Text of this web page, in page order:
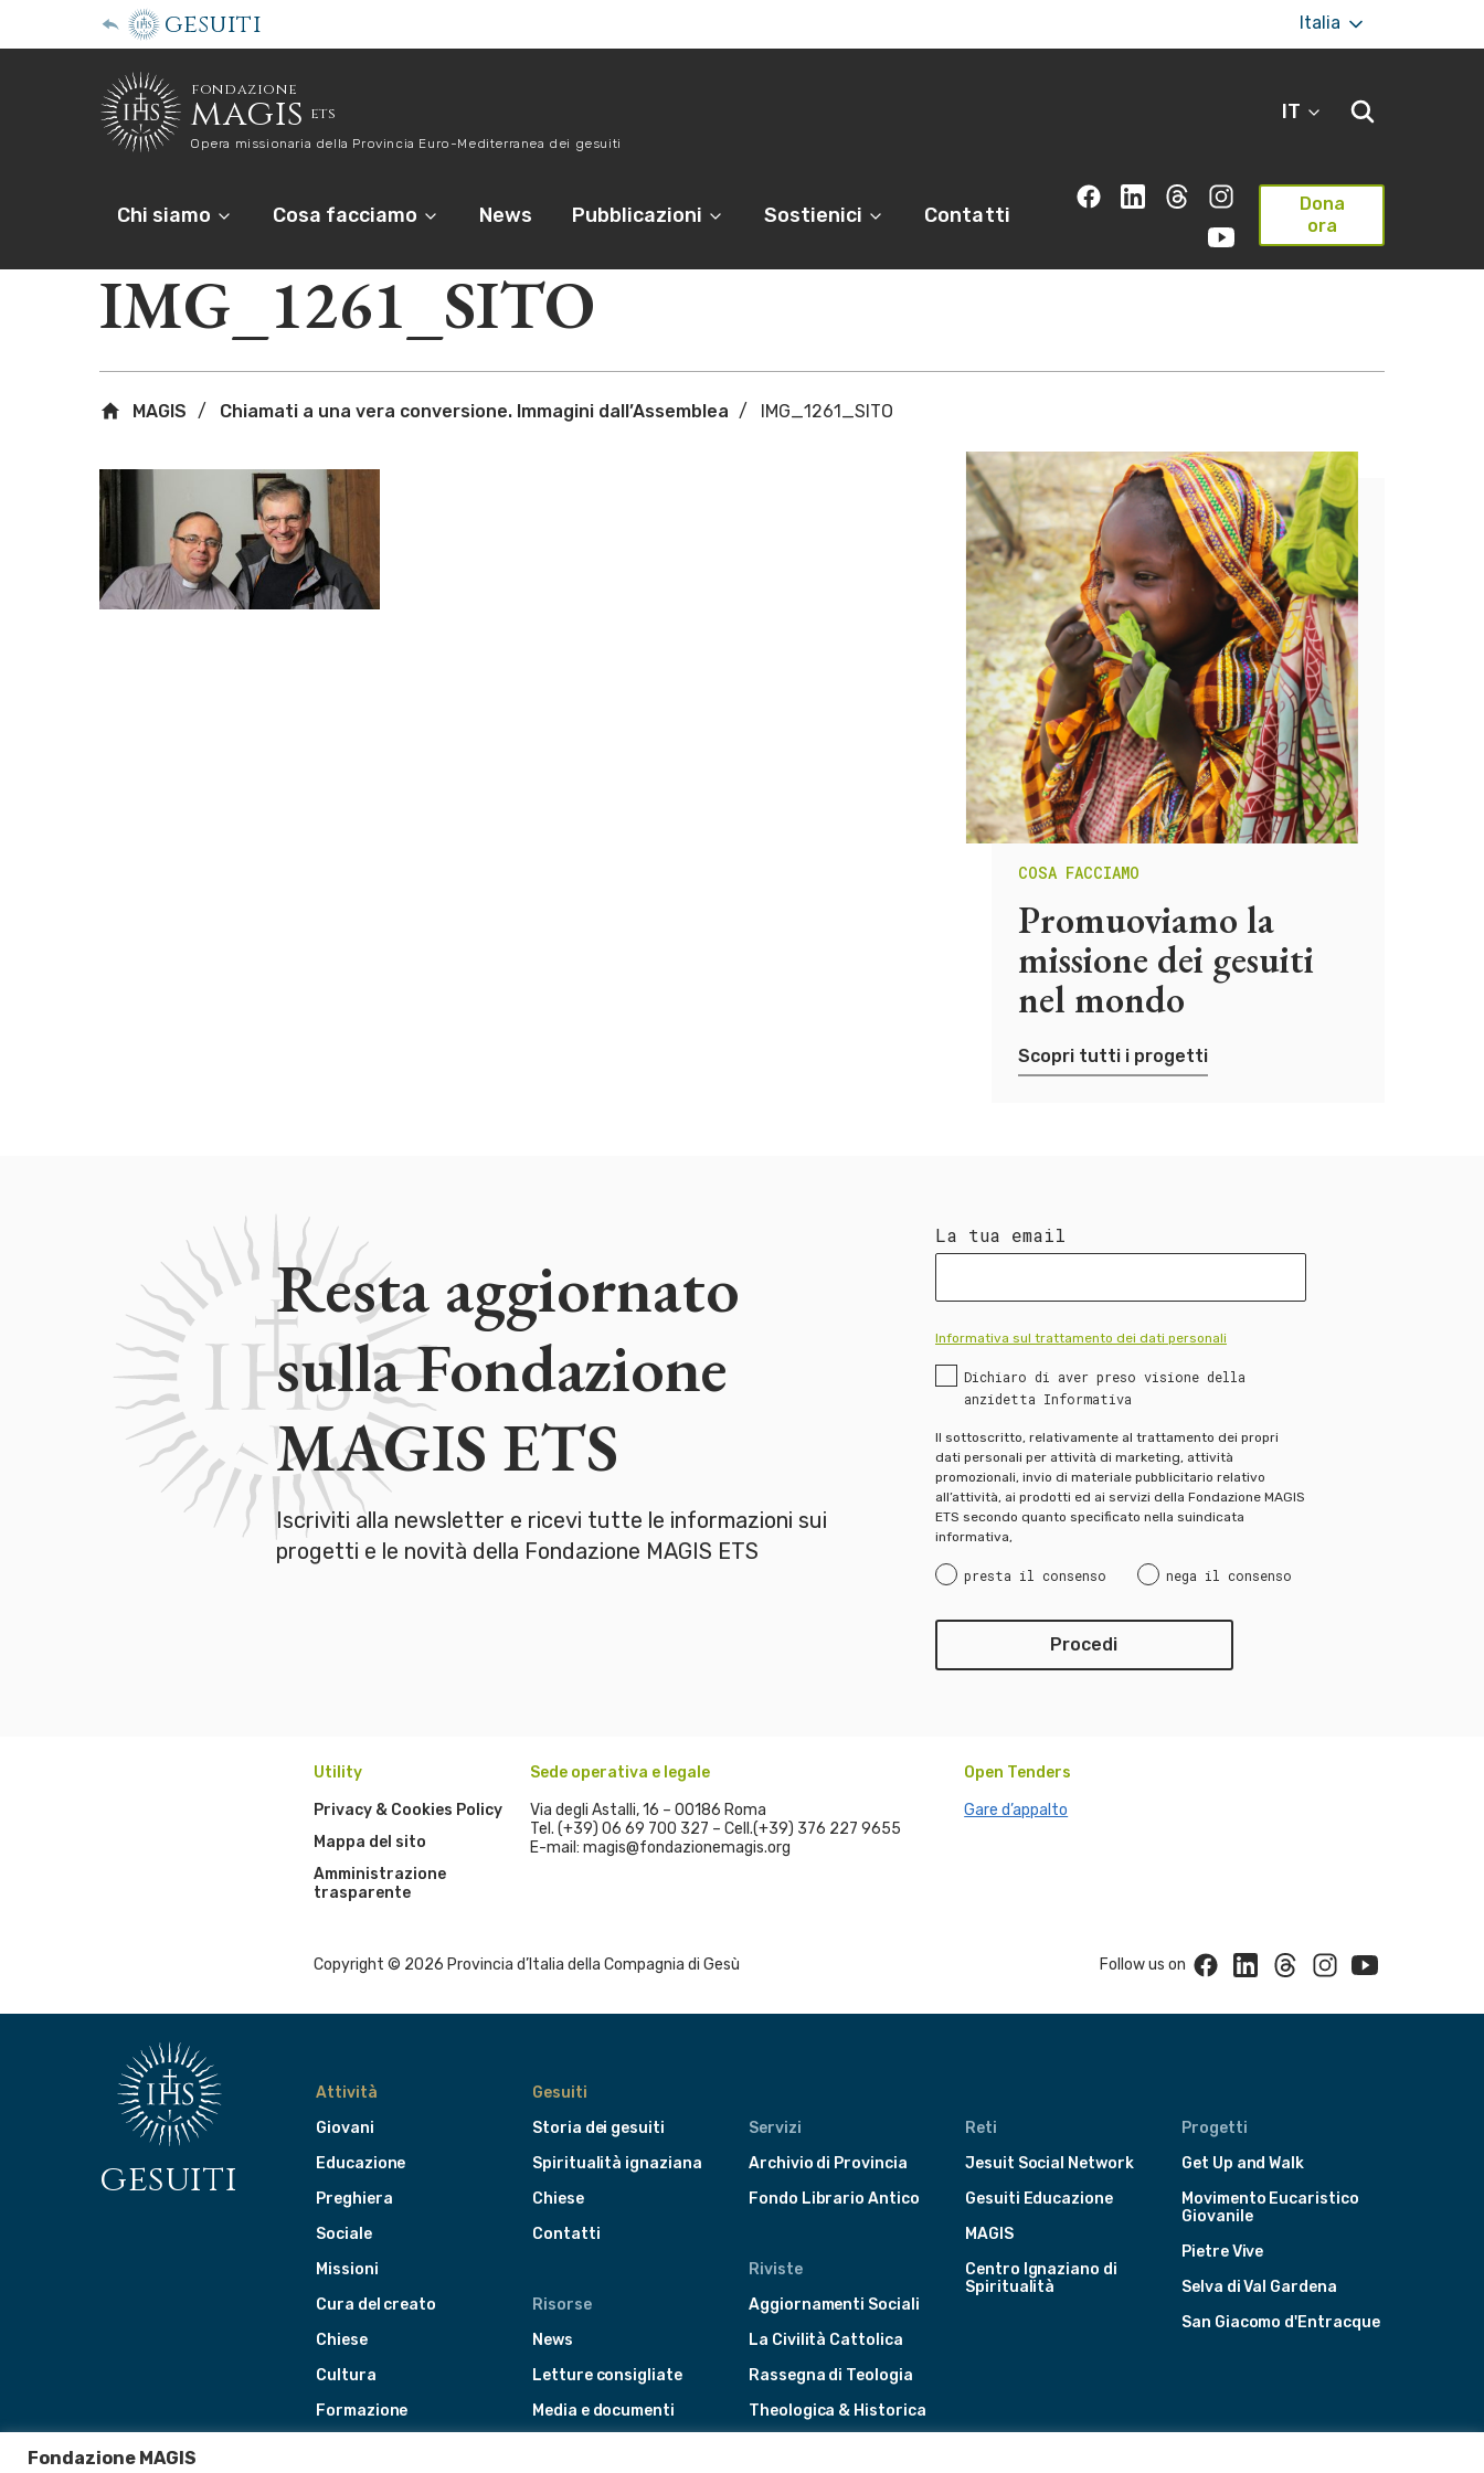
gesuiti Italia
fondazione
magis ets
Opera missionaria della Provincia Euro-Mediterranea dei gesuiti
IT
Chi siamo Cosa facciamo News Pubblicazioni Sostienici Contatti
Dona
ora
IMG_1261_SITO
MAGIS Chiamati a una vera conversione. Immagini dall’Assemblea IMG_1261_SITO
COSA FACCIAMO
Promuoviamo la
missione dei gesuiti
nel mondo
Scopri tutti i progetti
Resta aggiornato
sulla Fondazione
MAGIS ETS
Iscriviti alla newsletter e ricevi tutte le informazioni sui
progetti e le novità della Fondazione MAGIS ETS
La tua email
Informativa sul trattamento dei dati personali
Dichiaro di aver preso visione della
anzidetta Informativa
Il sottoscritto, relativamente al trattamento dei propri
dati personali per attività di marketing, attività
promozionali, invio di materiale pubblicitario relativo
all’attività, ai prodotti ed ai servizi della Fondazione MAGIS
ETS secondo quanto specificato nella suindicata
informativa,
presta il consenso nega il consenso
Utility
Privacy & Cookies Policy
Mappa del sito
Amministrazione
trasparente
Sede operativa e legale
Via degli Astalli, 16 – 00186 Roma
Tel. (+39) 06 69 700 327 – Cell.(+39) 376 227 9655
E-mail: magis@fondazionemagis.org
Open Tenders
Gare d’appalto
Copyright © 2026 Provincia d’Italia della Compagnia di Gesù Follow us on FacebookLinkedinThreadsInstagramYoutube
gesuiti
Attività
Giovani
Educazione
Preghiera
Sociale
Missioni
Cura del creato
Chiese
Cultura
Formazione
Gesuiti
Storia dei gesuiti
Spiritualità ignaziana
Chiese
Contatti
Risorse
News
Letture consigliate
Media e documenti
Servizi
Archivio di Provincia
Fondo Librario Antico
Riviste
Aggiornamenti Sociali
La Civilità Cattolica
Rassegna di Teologia
Theologica & Historica
Reti
Jesuit Social Network
Gesuiti Educazione
MAGIS
Centro Ignaziano di
Spiritualità
Progetti
Get Up and Walk
Movimento Eucaristico
Giovanile
Pietre Vive
Selva di Val Gardena
San Giacomo d'Entracque
Fondazione MAGIS